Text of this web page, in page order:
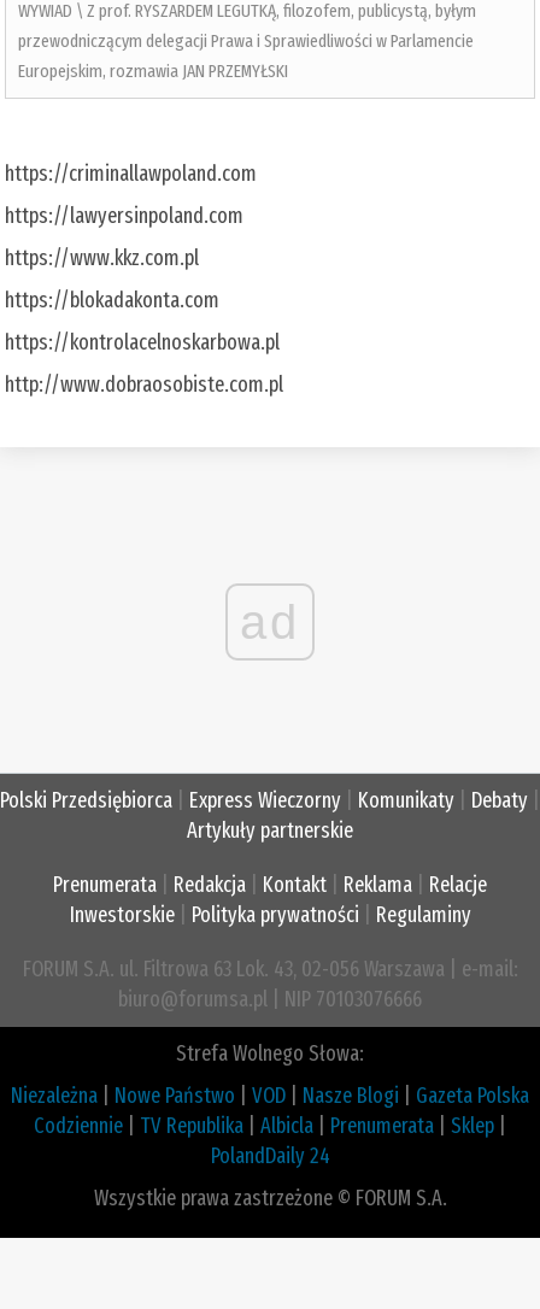
WYWIAD \ Z prof. RYSZARDEM LEGUTKĄ, filozofem, publicystą, byłym
przewodniczącym delegacji Prawa i Sprawiedliwości w Parlamencie
Europejskim, rozmawia JAN PRZEMYŁSKI
https://criminallawpoland.com
https://lawyersinpoland.com
https://www.kkz.com.pl
https://blokadakonta.com
https://kontrolacelnoskarbowa.pl
http://www.dobraosobiste.com.pl
ad
Polski Przedsiębiorca Express Wieczorny Komunikaty Debaty
Artykuły partnerskie
Prenumerata Redakcja Kontakt Reklama
Relacje
Inwestorskie| Polityka prywatności Regulaminy
FORUM S.A. ul. Filtrowa 63 Lok. 43, 02-056 Warszawa | e-mail:
biuro@forumsa.pl | NIP 70103076666
Strefa Wolnego Słowa:
Niezależna
Nowe Państwo VOD Nasze Blogi
Gazeta Polska
Codziennie
TV Republika Albicla Prenumerata Sklep
PolandDaily 24
Wszystkie prawa zastrzeżone © FORUM S.A.